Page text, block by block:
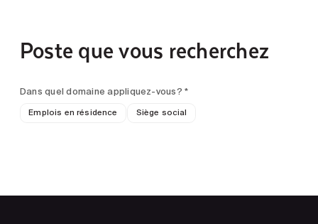
Poste que vous recherchez
Dans quel domaine appliquez-vous? *
Emplois en résidence Siège social